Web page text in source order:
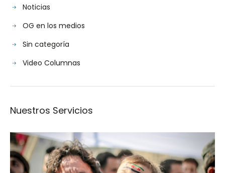
Noticias
OG en los medios
Sin categoría
Video Columnas
Nuestros Servicios